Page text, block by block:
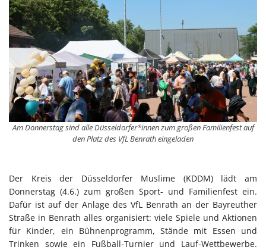
Am Donnerstag sind alle Düsseldorfer*innen zum großen Familienfest auf
den Platz des VfL Benrath eingeladen
Der Kreis der Düsseldorfer Muslime (KDDM) lädt am
Donnerstag (4.6.) zum großen Sport- und Familienfest ein.
Dafür ist auf der Anlage des VfL Benrath an der Bayreuther
Straße in Benrath alles organisiert: viele Spiele und Aktionen
für Kinder, ein Bühnenprogramm, Stände mit Essen und
Trinken sowie ein Fußball-Turnier und Lauf-Wettbewerbe.